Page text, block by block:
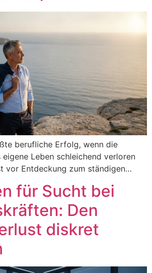
berufliche Erfolg, wenn die
Leben schleichend verloren
vor Entdeckung zum ständigen…
für Sucht bei
Den
diskret